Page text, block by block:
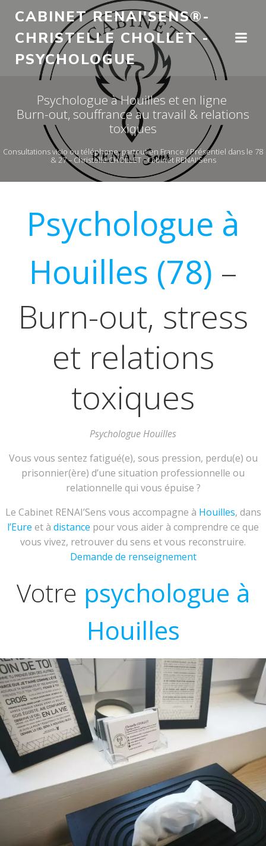
Aller
au
contenu
CABINET RENAI'SENS®-
CHRISTELLE CHOLLET -
PSYCHOLOGUE
Psychologue à Houilles et en ligne
Burn-out, souffrance au travail & relations
toxiques
Consultations visio ou téléphone, partout en France / Présentiel dans le 78
& 27 – Christelle CHOLLET - Cabinet RENAI'Sens
Psychologue à
Houilles (78) –
Burn-out, stress
et relations
toxiques
Psychologue Houilles
Vous vous sentez fatigué(e), sous pression, perdu(e) ou
prisonnier(ère) d’une situation professionnelle ou
relationnelle qui vous épuise ?
Le Cabinet RENAI’Sens vous accompagne à Houilles, dans
l’Eure et à distance pour vous aider à comprendre ce que
vous vivez, retrouver du sens et vous reconstruire.
Demande de renseignement
Votre psychologue à
Houilles